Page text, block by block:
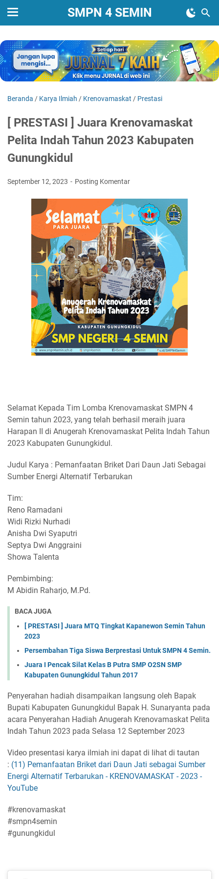
SMPN 4 SEMIN
Beranda / Karya Ilmiah / Krenovamaskat / Prestasi
[ PRESTASI ] Juara Krenovamaskat
Pelita Indah Tahun 2023 Kabupaten
Gunungkidul
September 12, 2023 Posting Komentar
Selamat Kepada Tim Lomba Krenovamaskat SMPN 4
Semin tahun 2023, yang telah berhasil meraih juara
Harapan II di Anugerah Krenovamaskat Pelita Indah Tahun
2023 Kabupaten Gunungkidul.
Judul Karya : Pemanfaatan Briket Dari Daun Jati Sebagai
Sumber Energi Alternatif Terbarukan
Tim:
Reno Ramadani
Widi Rizki Nurhadi
Anisha Dwi Syaputri
Septya Dwi Anggraini
Showa Talenta
Pembimbing:
M Abidin Raharjo, M.Pd.
BACA JUGA
[ PRESTASI ] Juara MTQ Tingkat Kapanewon Semin Tahun
2023
Persembahan Tiga Siswa Berprestasi Untuk SMPN 4 Semin.
Juara I Pencak Silat Kelas B Putra SMP O2SN SMP
Kabupaten Gunungkidul Tahun 2017
Penyerahan hadiah disampaikan langsung oleh Bapak
Bupati Kabupaten Gunungkidul Bapak H. Sunaryanta pada
acara Penyerahan Hadiah Anugerah Krenovamaskat Pelita
Indah Tahun 2023 pada Selasa 12 September 2023
Video presentasi karya ilmiah ini dapat di lihat di tautan
: (11) Pemanfaatan Briket dari Daun Jati sebagai Sumber
Energi Alternatif Terbarukan - KRENOVAMASKAT - 2023 -
YouTube
#krenovamaskat
#smpn4semin
#gunungkidul